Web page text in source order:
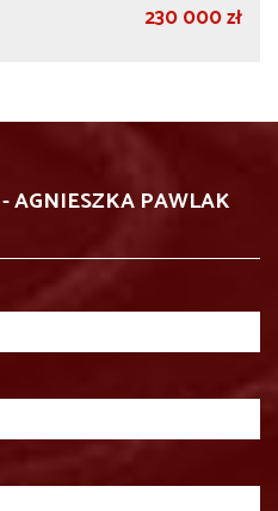
230 000 zł
AGNIESZKA PAWLAK